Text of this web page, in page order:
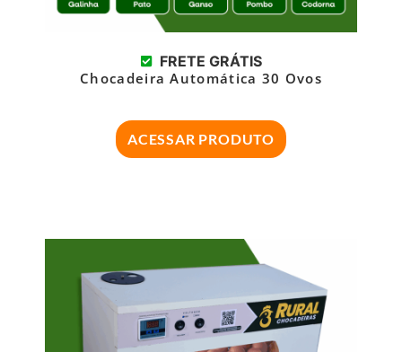
FRETE GRÁTIS
Chocadeira Automática 30 Ovos
ACESSAR PRODUTO